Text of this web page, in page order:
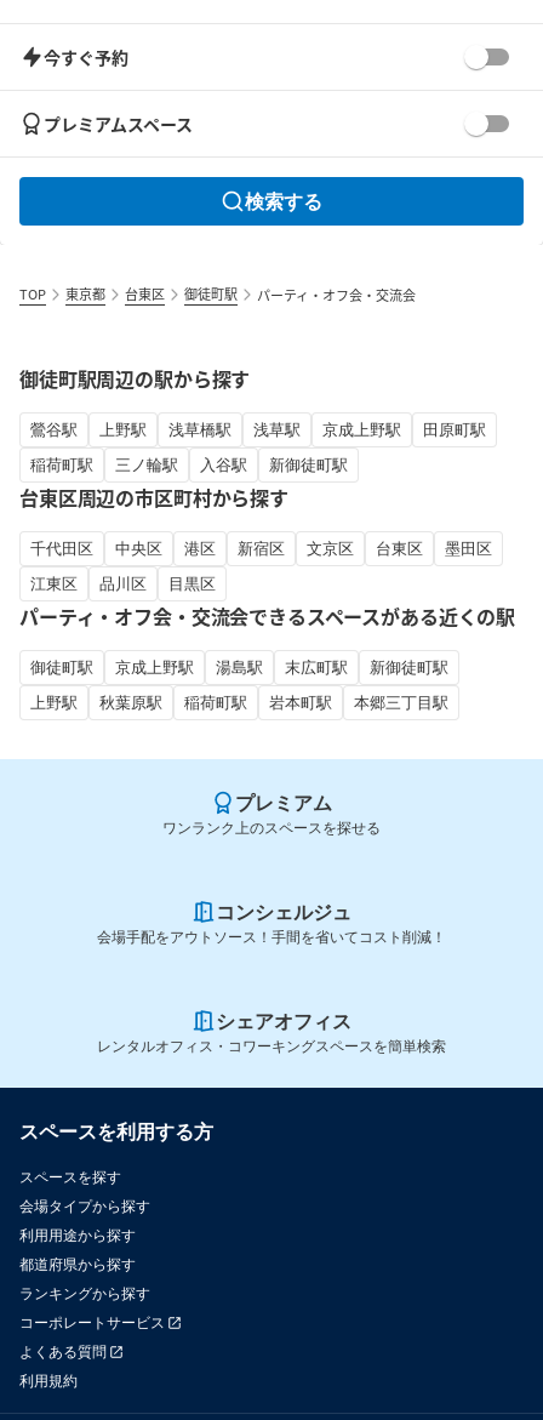
今すぐ予約
プレミアムスペース
検索する
TOP 東京都 台東区 御徒町駅 パーティ・オフ会・交流会
御徒町駅周辺の駅から探す
鶯谷駅 上野駅 浅草橋駅 浅草駅 京成上野駅
田原町駅
稲荷町駅
三ノ輪駅 入谷駅 新御徒町駅
台東区周辺の市区町村から探す
千代田区 中央区 港区 新宿区 文京区 台東区
墨田区
江東区
品川区 目黒区
パーティ・オフ会・交流会できるスペースがある近くの駅
御徒町駅 京成上野駅 湯島駅 末広町駅
新御徒町駅
上野駅
秋葉原駅 稲荷町駅 岩本町駅 本郷三丁目駅
プレミアム
ワンランク上のスペースを探せる
コンシェルジュ
会場手配をアウトソース！手間を省いてコスト削減！
シェアオフィス
レンタルオフィス・コワーキングスペースを簡単検索
スペースを利用する方
スペースを探す
会場タイプから探す
利用用途から探す
都道府県から探す
ランキングから探す
コーポレートサービス
よくある質問
利用規約